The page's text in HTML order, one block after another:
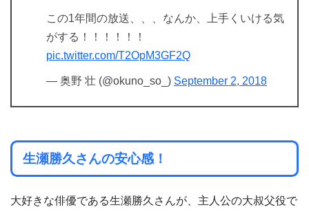
この1年間の放送、、、なんか、上手くいける気
がする！！！！！！
pic.twitter.com/T2OpM3GF2Q
— 奥野 壮 (@okuno_so_) September 2, 2018
生瀬勝久さんの安心感！
大好きな俳優である生瀬勝久さんが、主人公の大叔父役で